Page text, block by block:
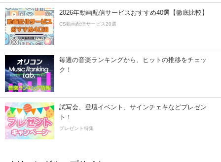
2026年動画配信サービスおすすめ40選【徹底比較】
CS動画配信サービス20選
毎週の音楽ランキングから、ヒットの推移をチェッ
ク！
試写会、登壇イベント、サインチェキなどプレゼン
ト！
プレゼント特集